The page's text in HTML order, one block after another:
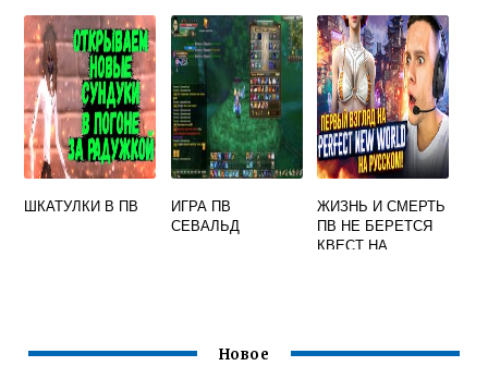
ШКАТУЛКИ В ПВ
ИГРА ПВ
СЕВАЛЬД
ЖИЗНЬ И СМЕРТЬ
ПВ НЕ БЕРЕТСЯ
КВЕСТ НА
Новое